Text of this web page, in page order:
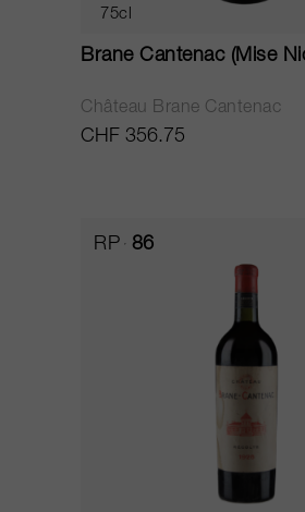
75cl
Brane Cantenac (Mise
Château Brane Cantenac
CHF 356.75
RP 86